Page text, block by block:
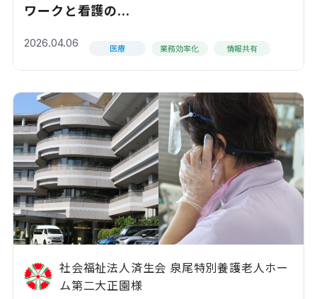
ワークと看護の...
2026.04.06 医療 業務効率化 情報共有
社会福祉法人済生会 泉尾特別養護老人ホー
ム第二大正園様